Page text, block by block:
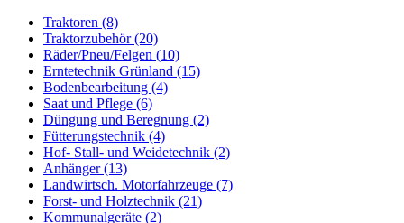
Traktoren (8)
Traktorzubehör (20)
Räder/Pneu/Felgen (10)
Erntetechnik Grünland (15)
Bodenbearbeitung (4)
Saat und Pflege (6)
Düngung und Beregnung (2)
Fütterungstechnik (4)
Hof- Stall- und Weidetechnik (2)
Anhänger (13)
Landwirtsch. Motorfahrzeuge (7)
Forst- und Holztechnik (21)
Kommunalgeräte (2)